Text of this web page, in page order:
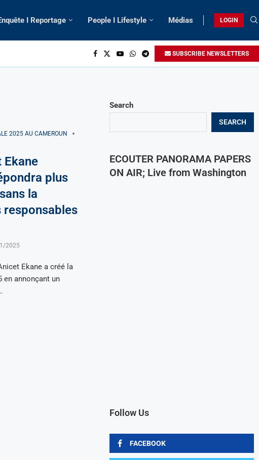
I Reportage People I Lifestyle Médias LOGIN
SUBSCRIBE NEWSLETTERS
2025 AU CAMEROUN
Ekane
plus
la
responsables
2025
Ekane a créé la
en annonçant un
Search
SEARCH
ECOUTER PANORAMA PAPERS
ON AIR; Live from Washington
Follow Us
FACEBOOK